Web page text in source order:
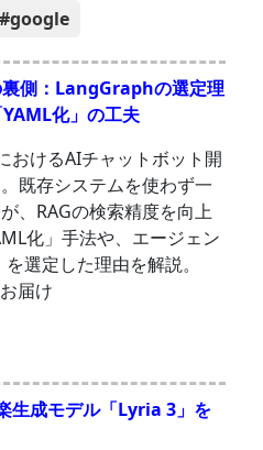
#google
側：LangGraphの選定理
化」の工夫
おけるAIチャットボット開
既存システムを使わず一
、RAGの検索精度を向上
化」手法や、エージェン
選定した理由を解説。
届け
生成モデル「Lyria 3」を